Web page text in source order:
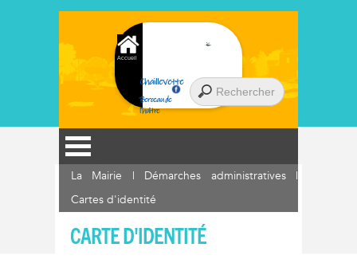
Accueil
Chaillevette
Berceau de
l'huître
La Mairie | Démarches administratives|
Cartes d'identité
CARTE D'IDENTITÉ